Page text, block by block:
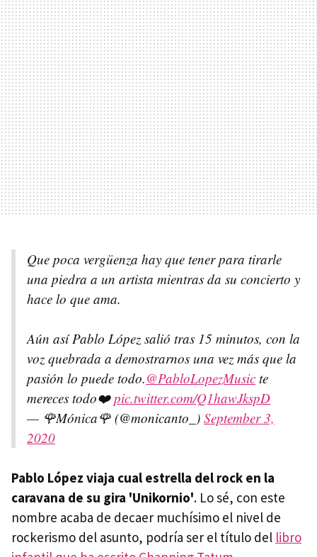
Que poca vergüenza hay que tener para tirarle
una piedra a un artista mientras da su concierto y
hace lo que ama.
Aún así Pablo López salió tras 15 minutos, con la
voz quebrada a demostrarnos una vez más que la
pasión lo puede todo.@PabloLopezMusic te
mereces todo❤️pic.twitter.com/Q1hawJkspD
— 🌹Mónica🌹 (@monicanto_) September 3,
2020
Pablo López viaja cual estrella del rock en la
caravana de su gira 'Unikornio'. Lo sé, con este
nombre acaba de decaer muchísimo el nivel de
rockerismo del asunto, podría ser el título del libro